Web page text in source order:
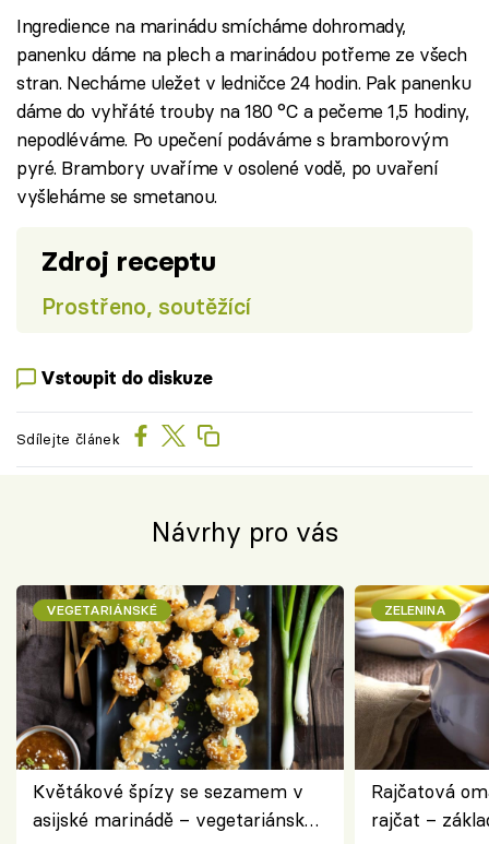
Ingredience na marinádu smícháme dohromady,
panenku dáme na plech a marinádou potřeme ze všech
stran. Necháme uležet v ledničce 24 hodin. Pak panenku
dáme do vyhřáté trouby na 180 °C a pečeme 1,5 hodiny,
nepodléváme. Po upečení podáváme s bramborovým
pyré. Brambory uvaříme v osolené vodě, po uvaření
vyšleháme se smetanou.
Zdroj receptu
Prostřeno, soutěžící
Vstoupit do diskuze
Sdílejte článek
Návrhy pro vás
VEGETARIÁNSKÉ
Květákové špízy se sezamem v
asijské marinádě – vegetariánská
ZELENINA
Rajčatová
rajčat –